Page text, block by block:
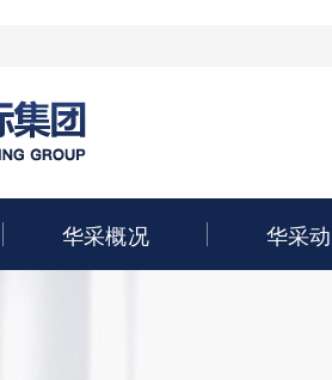
华采概况 华采